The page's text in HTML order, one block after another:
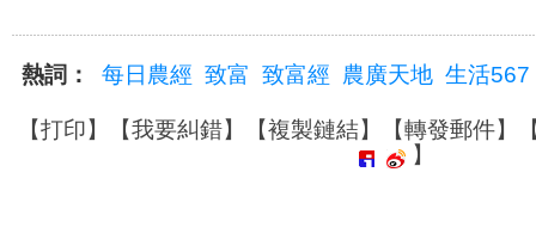
熱詞： 每日農經 致富 致富經 農廣天地 生活567
【打印】【我要糾錯】【複製鏈結】【轉發郵件】
】